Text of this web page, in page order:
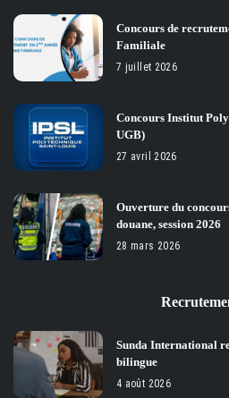
Concours de
Familiale
7 juillet 2026
Concours Institut
UGB)
27 avril 2026
Ouverture du
douane, session 2026
28 mars 2026
Sunda International
bilingue
4 août 2026